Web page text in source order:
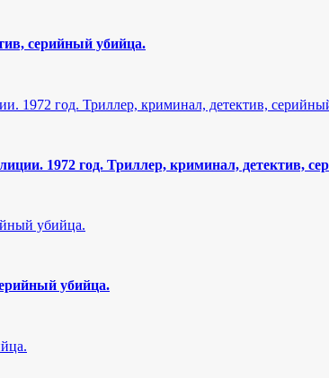
серийный убийца.
1972 год. Триллер, криминал, детектив,
убийца.